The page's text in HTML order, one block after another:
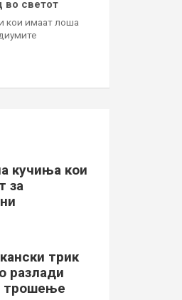
во светот
кои имаат лоша
кучиња кои
за
трик
разлади
трошење